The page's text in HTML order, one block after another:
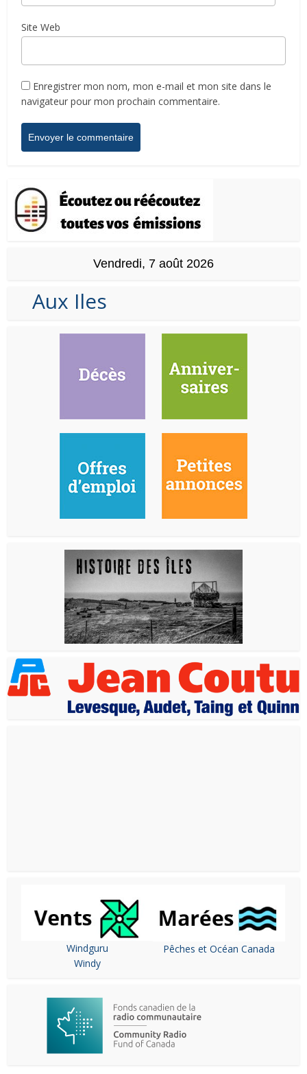
Site Web
Enregistrer mon nom, mon e-mail et mon site dans le
navigateur pour mon prochain commentaire.
Vendredi, 7 août 2026
Aux Iles
Windguru
Windy
Pêches et Océan Canada